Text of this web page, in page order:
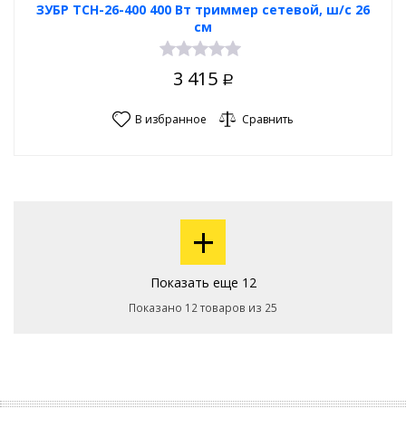
ЗУБР ТСН-26-400 400 Вт триммер сетевой, ш/с 26
см
3 415 Р
В избранное Сравнить
+
Показать еще 12
Показано 12 товаров из 25